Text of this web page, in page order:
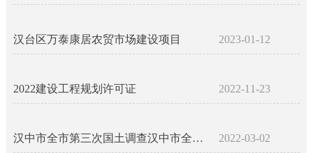
汉台区万泰康居农贸市场建设项目 2023-01-12
2022建设工程规划许可证 2022-11-23
汉中市全市第三次国土调查汉中市全市第三次国土调查主要数据公报 2022-03-02